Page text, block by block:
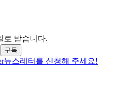
로 받습니다.
뉴스레터를 신청해 주세요!